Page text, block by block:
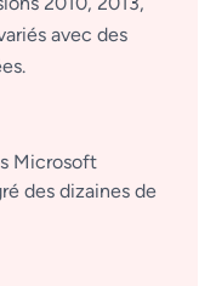
avec des
Microsoft
des dizaines de